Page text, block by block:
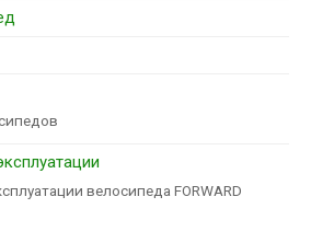
велосипеда FORWARD